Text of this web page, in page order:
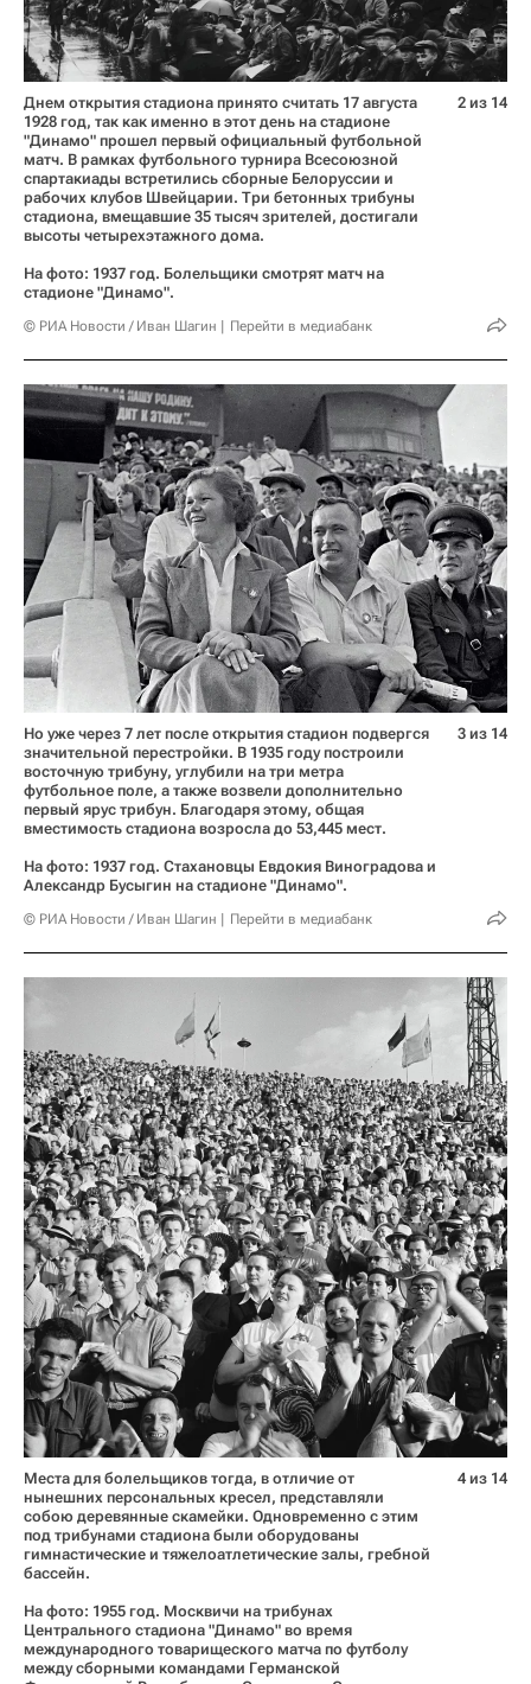
Днем открытия стадиона принято считать 17 августа
1928 год, так как именно в этот день на стадионе
"Динамо" прошел первый официальный футбольной
матч. В рамках футбольного турнира Всесоюзной
спартакиады встретились сборные Белоруссии и
рабочих клубов Швейцарии. Три бетонных трибуны
стадиона, вмещавшие 35 тысяч зрителей, достигали
высоты четырехэтажного дома.
На фото: 1937 год. Болельщики смотрят матч на
стадионе "Динамо".
© РИА Новости / Иван Шагин Перейти в медиабанк
2 из 14
Но уже через 7 лет после открытия стадион подвергся
значительной перестройки. В 1935 году построили
восточную трибуну, углубили на три метра
футбольное поле, а также возвели дополнительно
первый ярус трибун. Благодаря этому, общая
вместимость стадиона возросла до 53,445 мест.
На фото: 1937 год. Стахановцы Евдокия Виноградова и
Александр Бусыгин на стадионе "Динамо".
© РИА Новости / Иван Шагин Перейти в медиабанк
3 из 14
Места для болельщиков тогда, в отличие от
нынешних персональных кресел, представляли
собою деревянные скамейки. Одновременно с этим
под трибунами стадиона были оборудованы
гимнастические и тяжелоатлетические залы, гребной
бассейн.
На фото: 1955 год. Москвичи на трибунах
Центрального стадиона "Динамо" во время
международного товарищеского матча по футболу
между сборными командами Германской
4 из 14